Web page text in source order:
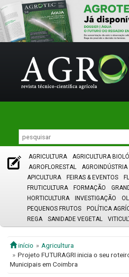
AGRICULTURA AGRICULTURA
AGROFLORESTAL
AGROINDÚSTRIA
APICULTURA
FEIRAS & EVENTOS
FRUTICULTURA
FORMAÇÃO
HORTICULTURA
INVESTIGAÇÃO
PEQUENOS FRUTOS
POLÍTICA
REGA
SANIDADE VEGETAL
início
Agricultura
Projeto FUTURAGRI inicia o seu
Municipais em Coimbra